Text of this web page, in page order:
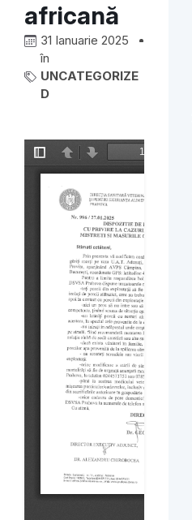
africană
31 Ianuarie 2025
în
UNCATEGORIZE
D